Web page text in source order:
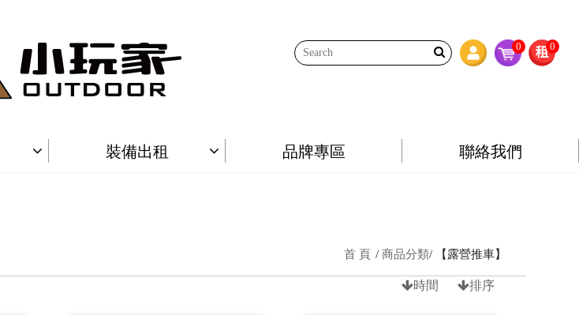
0 0
裝備出租 品牌專區 聯絡我們
首 頁 商品分類 【露營推車】
時間 排序